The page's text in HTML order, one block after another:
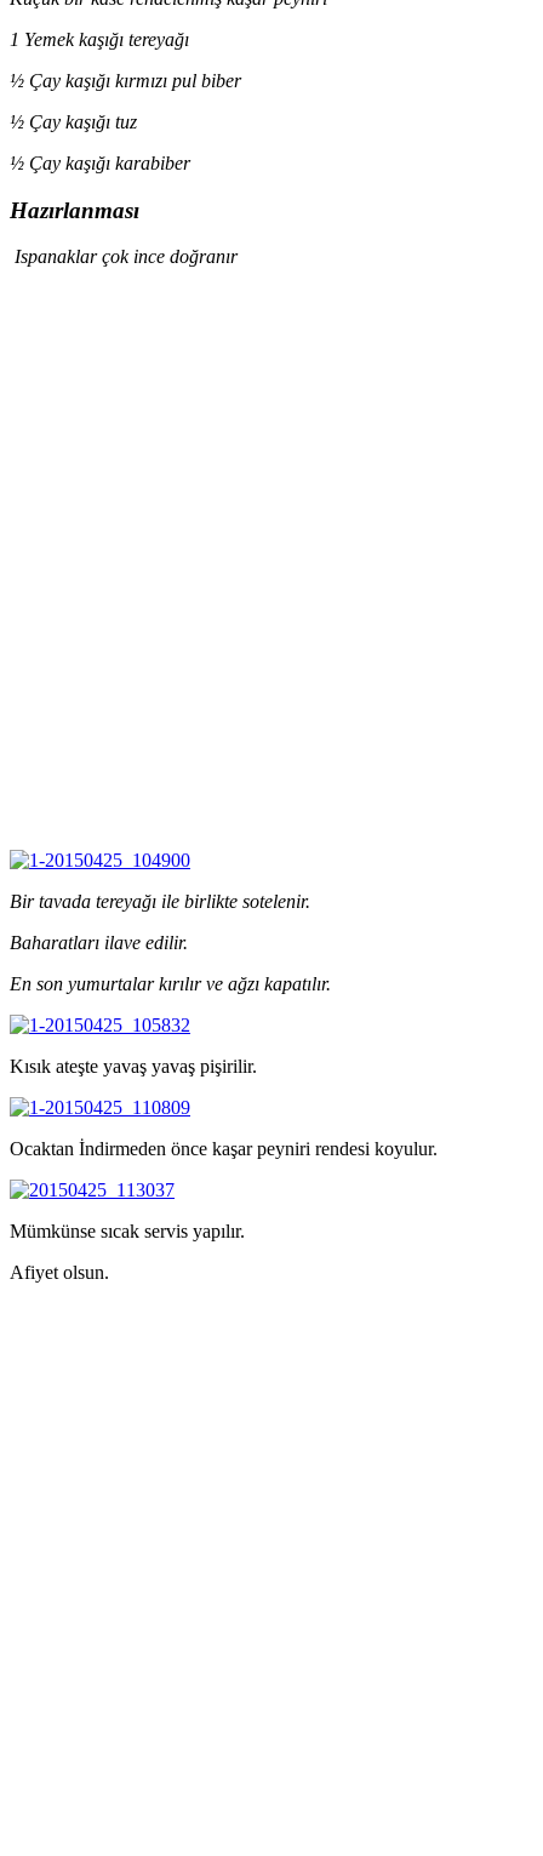
1 Yemek kaşığı tereyağı
½ Çay kaşığı kırmızı pul biber
½ Çay kaşığı tuz
½ Çay kaşığı karabiber
Hazırlanması
Ispanaklar çok ince doğranır
Bir tavada tereyağı ile birlikte sotelenir.
Baharatları ilave edilir.
En son yumurtalar kırılır ve ağzı kapatılır.
Kısık ateşte yavaş yavaş pişirilir.
Ocaktan İndirmeden önce kaşar peyniri rendesi koyulur.
Mümkünse sıcak servis yapılır.
Afiyet olsun.